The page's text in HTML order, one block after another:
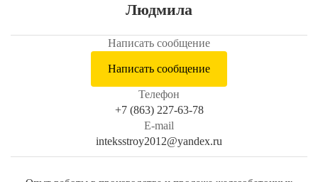
Людмила
Написать сообщение
Написать сообщение
Телефон
+7 (863) 227-63-78
E-mail
inteksstroy2012@yandex.ru